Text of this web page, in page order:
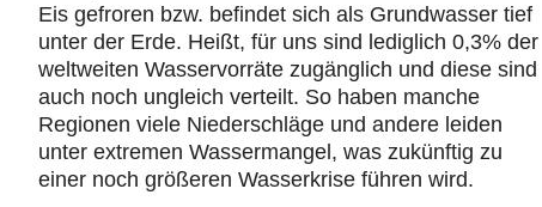
Eis gefroren bzw. befindet sich als Grundwasser tief
unter der Erde. Heißt, für uns sind lediglich 0,3% der
weltweiten Wasservorräte zugänglich und diese sind
auch noch ungleich verteilt. So haben manche
Regionen viele Niederschläge und andere leiden
unter extremen Wassermangel, was zukünftig zu
einer noch größeren Wasserkrise führen wird.